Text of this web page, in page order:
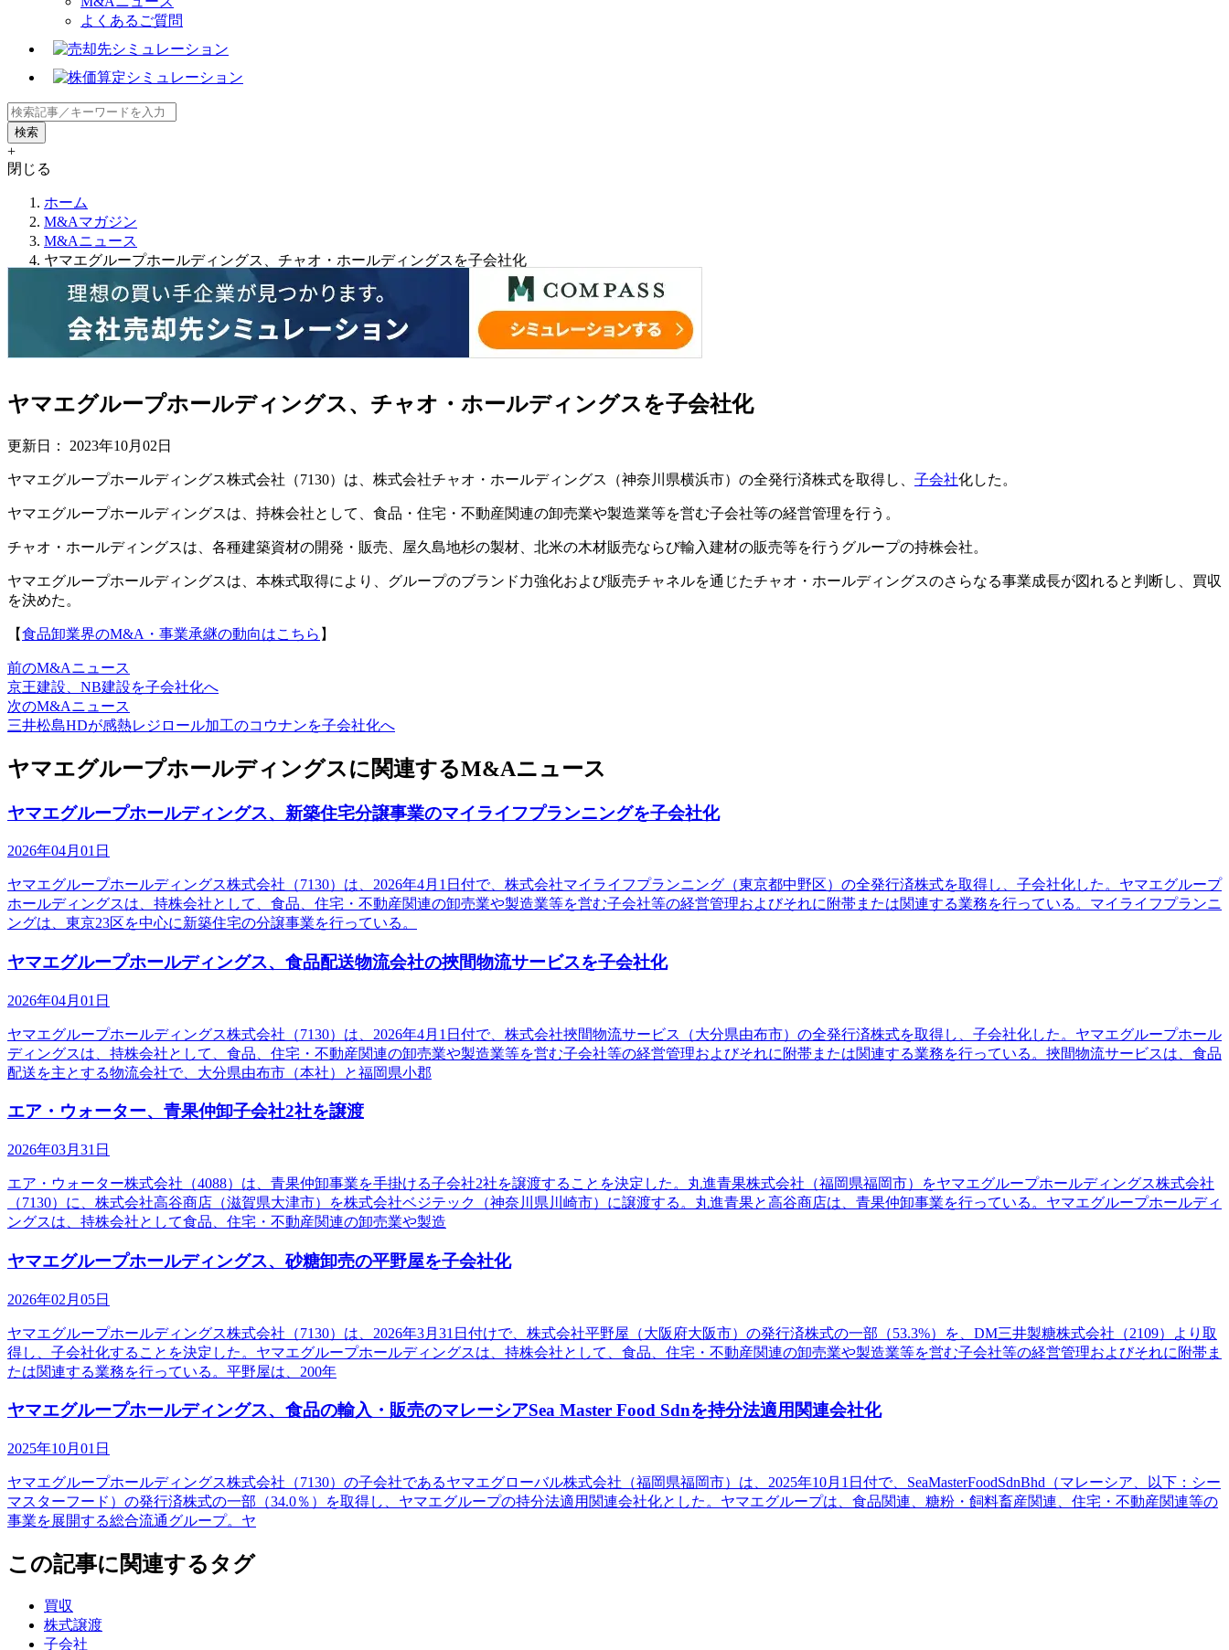
よくあるご質問
+
閉じる
ホーム
M&Aマガジン
M&Aニュース
ヤマエグループホールディングス、チャオ・ホールディングスを子会社化
ヤマエグループホールディングス、チャオ・ホールディングスを子会社化
更新日： 2023年10月02日
ヤマエグループホールディングス株式会社（7130）は、株式会社チャオ・ホールディングス（神奈川県横浜市）の全発行済株式を取得し、 子会社化した。
ヤマエグループホールディングスは、持株会社として、食品・住宅・不動産関連の卸売業や製造業等を営む子会社等の経営管理を行う。
チャオ・ホールディングスは、各種建築資材の開発・販売、屋久島地杉の製材、北米の木材販売ならび輸入建材の販売等を行うグループの持株会社。
ヤマエグループホールディングスは、本株式取得により、グループのブランド力強化および販売チャネルを通じたチャオ・ホールディングスのさらなる事業成長が図れると判断し、買収
を決めた。
【食品卸業界のM&A・事業承継の動向はこちら 】
前のM&Aニュース
京王建設、NB建設を子会社化へ
次のM&Aニュース
三井松島HDが感熱レジロール加工のコウナンを子会社化へ
ヤマエグループホールディングスに関連するM&Aニュース
ヤマエグループホールディングス、新築住宅分譲事業のマイライフプランニングを子会社化
2026年04月01日
ヤマエグループホールディングス株式会社（7130）は、2026年4月1日付で、株式会社マイライフプランニング（東京都中野区）の全発行済株式を取得し、子会社化した。ヤマエグループ
ホールディングスは、持株会社として、食品、住宅・不動産関連の卸売業や製造業等を営む子会社等の経営管理およびそれに附帯または関連する業務を行っている。マイライフプランニ
ングは、東京23区を中心に新築住宅の分譲事業を行っている。
ヤマエグループホールディングス、食品配送物流会社の挾間物流サービスを子会社化
2026年04月01日
ヤマエグループホールディングス株式会社（7130）は、2026年4月1日付で、株式会社挾間物流サービス（大分県由布市）の全発行済株式を取得し、子会社化した。ヤマエグループホール
ディングスは、持株会社として、食品、住宅・不動産関連の卸売業や製造業等を営む子会社等の経営管理およびそれに附帯または関連する業務を行っている。挾間物流サービスは、食品
配送を主とする物流会社で、大分県由布市（本社）と福岡県小郡
エア・ウォーター、青果仲卸子会社2社を譲渡
2026年03月31日
エア・ウォーター株式会社（4088）は、青果仲卸事業を手掛ける子会社2社を譲渡することを決定した。丸進青果株式会社（福岡県福岡市）をヤマエグループホールディングス株式会社
（7130）に、株式会社高谷商店（滋賀県大津市）を株式会社ベジテック（神奈川県川崎市）に譲渡する。丸進青果と高谷商店は、青果仲卸事業を行っている。ヤマエグループホールディ
ングスは、持株会社として食品、住宅・不動産関連の卸売業や製造
ヤマエグループホールディングス、砂糖卸売の平野屋を子会社化
2026年02月05日
ヤマエグループホールディングス株式会社（7130）は、2026年3月31日付けで、株式会社平野屋（大阪府大阪市）の発行済株式の一部（53.3%）を、DM三井製糖株式会社（2109）より取
得し、子会社化することを決定した。ヤマエグループホールディングスは、持株会社として、食品、住宅・不動産関連の卸売業や製造業等を営む子会社等の経営管理およびそれに附帯ま
たは関連する業務を行っている。平野屋は、200年
ヤマエグループホールディングス、食品の輸入・販売のマレーシアSea Master Food Sdnを持分法適用関連会社化
2025年10月01日
ヤマエグループホールディングス株式会社（7130）の子会社であるヤマエグローバル株式会社（福岡県福岡市）は、2025年10月1日付で、SeaMasterFoodSdnBhd（マレーシア、以下：シー
マスターフード）の発行済株式の一部（34.0％）を取得し、ヤマエグループの持分法適用関連会社化とした。ヤマエグループは、食品関連、糖粉・飼料畜産関連、住宅・不動産関連等の
事業を展開する総合流通グループ。ヤ
この記事に関連するタグ
買収
株式譲渡
子会社